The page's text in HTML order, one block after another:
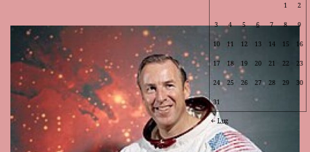
1 2
3 4 5 6 7 8 9
10 11 12 13 14 15 16
17 18 19 20 21 22 23
24 25 26 27 28 29 30
31
Lug